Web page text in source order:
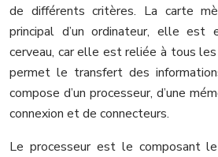
de différents critères. La carte
principal d’un ordinateur, elle est
cerveau, car elle est reliée à tous
permet le transfert des
compose d’un processeur, d’une
connexion et de connecteurs.
Le processeur est le composant